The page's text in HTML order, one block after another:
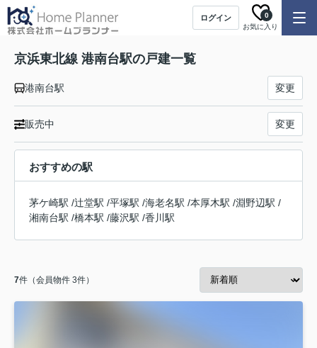
ログイン
お気に入り
0
京浜東北線 港南台駅の戸建一覧
港南台駅 変更
販売中 変更
おすすめの駅
茅ケ崎駅 /辻堂駅 /平塚駅 /海老名駅 /本厚木駅 /淵野辺駅 /
湘南台駅 /橋本駅 /藤沢駅 /香川駅
7件（会員物件 3件）